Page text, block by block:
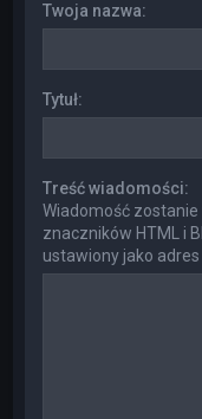
Twoja nazwa:
Tytuł:
Treść wiadomości:
Wiadomość zostanie
znaczników HTML i
ustawiony jako